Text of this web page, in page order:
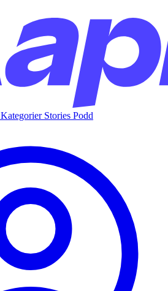
Kategorier Stories Podd